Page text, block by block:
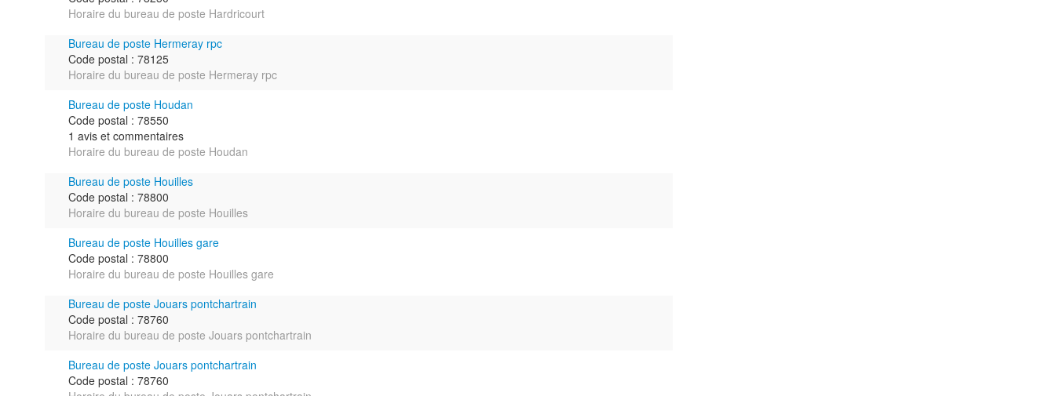
Horaire du bureau de poste Hardricourt
Bureau de poste Hermeray rpc
Code postal : 78125
Horaire du bureau de poste Hermeray rpc
Bureau de poste Houdan
Code postal : 78550
1 avis et commentaires
Horaire du bureau de poste Houdan
Bureau de poste Houilles
Code postal : 78800
Horaire du bureau de poste Houilles
Bureau de poste Houilles gare
Code postal : 78800
Horaire du bureau de poste Houilles gare
Bureau de poste Jouars pontchartrain
Code postal : 78760
Horaire du bureau de poste Jouars pontchartrain
Bureau de poste Jouars pontchartrain
Code postal : 78760